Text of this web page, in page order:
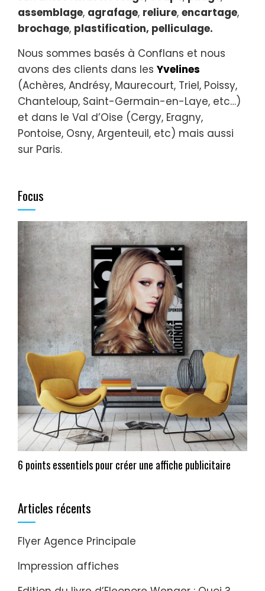
assemblage, agrafage, reliure, encartage,
brochage, plastification, pelliculage.
Nous sommes basés à Conflans et nous
avons des clients dans les Yvelines
(Achères, Andrésy, Maurecourt, Triel, Poissy,
Chanteloup, Saint-Germain-en-Laye, etc…)
et dans le Val d’Oise (Cergy, Eragny,
Pontoise, Osny, Argenteuil, etc) mais aussi
sur Paris.
Focus
6 points essentiels pour créer une affiche publicitaire
Articles récents
Flyer Agence Principale
Impression affiches